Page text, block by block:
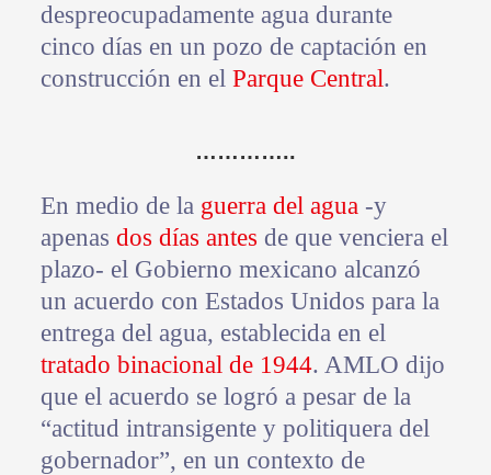
despreocupadamente agua durante
cinco días en un pozo de captación en
construcción en el Parque Central.
…………..
En medio de la guerra del agua-y
apenas dos días antes de que venciera el
plazo- el Gobierno mexicano alcanzó
un acuerdo con Estados Unidos para la
entrega del agua, establecida en el
tratado binacional de 1944. AMLO dijo
que el acuerdo se logró a pesar de la
“actitud intransigente y politiquera del
gobernador”, en un contexto de